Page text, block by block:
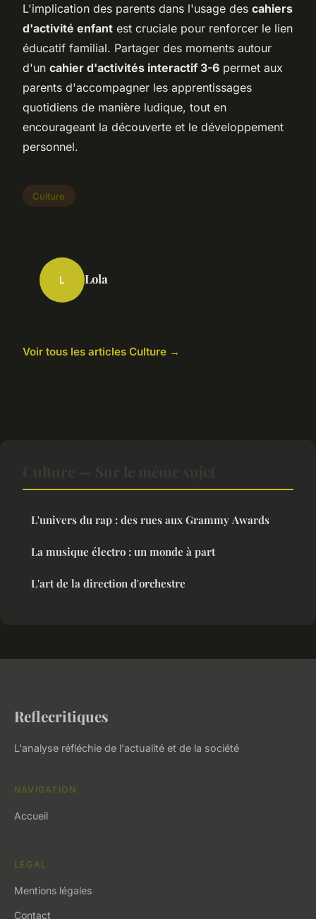
L'implication des parents dans l'usage des cahiers
d'activité enfant est cruciale pour renforcer le lien
éducatif familial. Partager des moments autour
d'un cahier d'activités interactif 3-6 permet aux
parents d'accompagner les apprentissages
quotidiens de manière ludique, tout en
encourageant la découverte et le développement
personnel.
Culture
L Lola
Voir tous les articles Culture →
L'univers du rap : des rues aux Grammy Awards
La musique électro : un monde à part
L'art de la direction d'orchestre
Reflecritiques
L'analyse réfléchie de l'actualité et de la société
NAVIGATION
Accueil
LÉGAL
Mentions légales
Contact